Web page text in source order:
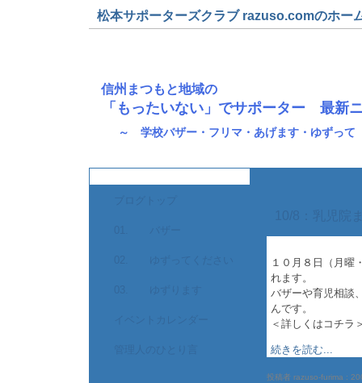
松本サポーターズクラブ razuso.comのホー
信州まつもと地域の
「もったいない」でサポーター 最
～ 学校バザー・フリマ・あげます・ゆずっ
１０月８日（月曜
れます。
バザーや育児相談
んです。
＜詳しくはコチラ
続きを読む...
投稿者 razuso-furima :